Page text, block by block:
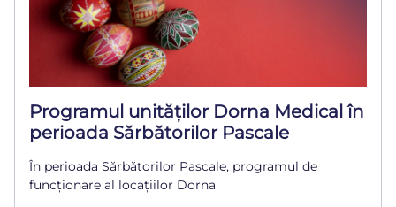
Programul unităților Dorna Medical în
perioada Sărbătorilor Pascale
În perioada Sărbătorilor Pascale, programul de
funcționare al locațiilor Dorna